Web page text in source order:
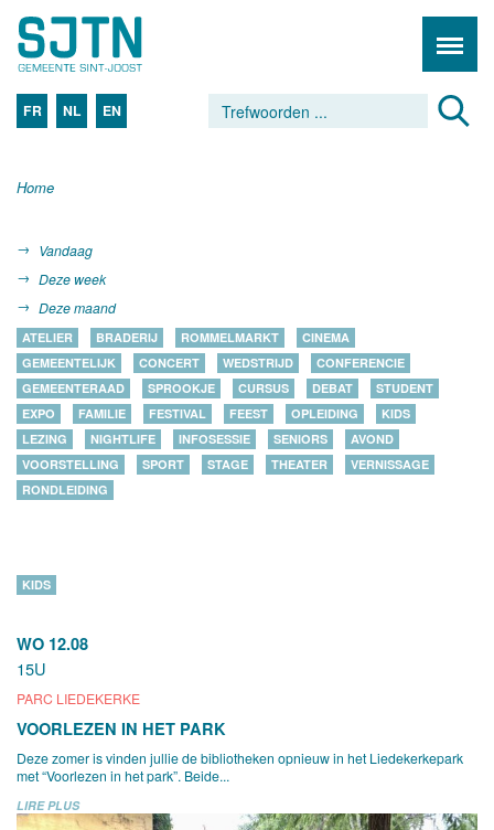
FR NL EN
Home
Vandaag
Deze week
Deze maand
ATELIER BRADERIJ ROMMELMARKT
CINEMA
GEMEENTELIJK
CONCERT WEDSTRIJD
CONFERENCIE
GEMEENTERAAD
SPROOKJE CURSUS DEBAT
STUDENT
EXPO
FAMILIE FESTIVAL FEEST OPLEIDING
KIDS
LEZING
NIGHTLIFE INFOSESSIE SENIORS
AVOND
VOORSTELLING
SPORT STAGE THEATER
VERNISSAGE
RONDLEIDING
WO 12.08
15U
PARC LIEDEKERKE
KIDS
VOORLEZEN IN HET PARK
Deze zomer is vinden jullie de bibliotheken opnieuw in het Liedekerkepark
met “Voorlezen in het park”. Beide...
LIRE PLUS